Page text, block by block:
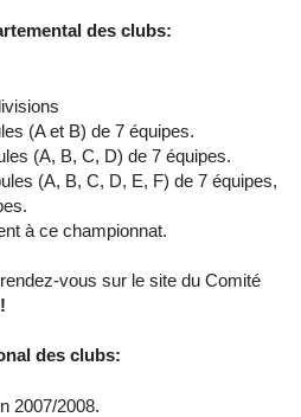
des clubs:
(A et B) de 7 équipes.
(A, B, C, D) de 7 équipes.
(A, B, C, D, E, F) de 7 équipes,
à ce championnat.
vous sur le site du Comité
des clubs:
2007/2008.